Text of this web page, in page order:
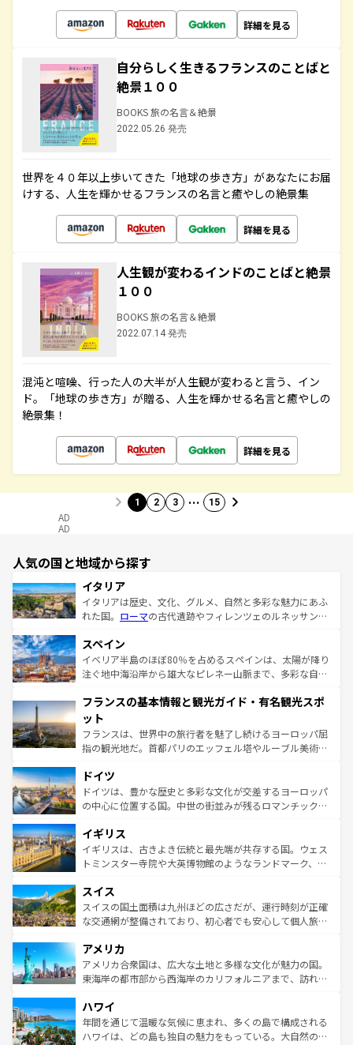
詳細を見る
自分らしく生きるフランスのことばと
絶景１００
BOOKS 旅の名言＆絶景
2022.05.26 発売
世界を４０年以上歩いてきた「地球の歩き方」があなたにお届
けする、人生を輝かせるフランスの名言と癒やしの絶景集
詳細を見る
人生観が変わるインドのことばと絶景
１００
BOOKS 旅の名言＆絶景
2022.07.14 発売
混沌と喧噪、行った人の大半が人生観が変わると言う、イン
ド。「地球の歩き方」が贈る、人生を輝かせる名言と癒やしの
絶景集！
詳細を見る
1 2 3 … 15
AD
AD
人気の国と地域から探す
イタリア
イタリアは歴史、文化、グルメ、自然と多彩な魅力にあふ
れた国。 ローマの古代遺跡やフィレンツェのルネッサンス
ろん、トスカーナの美しい田園風景やアマルフィ海岸の絶
景など、自然景観も見逃せない。観光の合間には、本場の
ピザやパスタなど、絶品のイタリア料理を堪能することも
ませてくれるイタリアで、忘れられない旅をしてみよう！
なお、新着のイタリア情報は
しい。
スペイン
イベリア半島のほぼ80％を占めるスペインは、太陽が降り
注ぐ地中海沿岸から雄大なピレネー山脈まで、多彩な自然
文化が根付くこの国では、情熱的なフラメンコ、熱気あふ
れる闘牛、そして美味しいタパスが生活の一部となってい
る。首都マドリードの洗練された雰囲気や、バルセロナの
アートに溢れた街角から、地方では古代ローマ遺跡や中世
せる。地方によって風土や気候が異なるスペインはその個
性で訪れる人を魅了する。 なお、新着のスペイン情報は コ
ンテンツ一覧を参照してほしい。
フランスの基本情報と観光ガイド・有名観光スポ
ット
フランスは、世界中の旅行者を魅了し続けるヨーロッパ屈
指の観光地だ。首都パリのエッフェル塔やルーブル美術館
で、幅広い魅力が詰まっている。華麗な宮殿、歴史的な大
聖堂、美しいビーチ、そして豊かな自然が、訪れる者を心
から魅了する。また、フランスは美食の国としても知ら
いる。シャンパンの発祥地であるランス、プロヴァンスの
香り高いラベンダー畑など、多彩な楽しみ方が可能だ。さ
らに、パリ以外の地域にも魅力が溢れており、どの街角に
れる地方に足を運ぶとそれぞれで全く異なる文化を体験で
きるだろう。 なお、新着のフランス情報はコンテンツ一覧
を参照してほしい。
ドイツ
ドイツは、豊かな歴史と多彩な文化が交差するヨーロッパ
の中心に位置する国。中世の街並みが残るロマンチック街
顔を持つこの国は、どこを歩いても飽きることがない。ベ
ルリンの文化的活気、バイエルン州のアルプスの絶景、そ
してライン川沿いのワイン畑といった風景は必見。ビール
は、お酒好きな人にはぜひ体験してほしい。 なお、新着の
ドイツ情報はコンテンツ一覧を参照してほしい。
イギリス
イギリスは、古きよき伝統と最先端が共存する国。ウェス
トミンスター寺院や大英博物館のようなランドマーク、歴
リアごとに異なる魅力がある。また、優雅なアフタヌーン
ティー、ビール好きにはたまらない英国パブ、サッカー観
戦など、本場だからこそできる体験も豊富。イギリスを旅
ンツ一覧を参照してほしい。
スイス
スイスの国土面積は九州ほどの広さだが、運行時刻が正確
な交通網が整備されており、初心者でも安心して個人旅行
の建物がそのまま残る町や、スイスならではのユニークな
博物館もあり、アルプス観光だけでなく町歩きも満喫する
ことができる。国民の所得が高いため物価も高いが、旅行
ば市内交通費無料で観光を楽しむこともできる。 なお、新
着のスイス情報はコンテンツ一覧 を参照してほしい。
アメリカ
アメリカ合衆国は、広大な土地と多様な文化が魅力の国。
東海岸の都市部から西海岸のカリフォルニアまで、訪れる
のような巨大都市は、観光、ショッピング、エンターテイ
ンメントが詰まった刺激的なスポットだ。一方、アメリカ
西部には大自然が広がり、グランドキャニオンやイエロー
ハワイ
年間を通じて温暖な気候に恵まれ、多くの島で構成される
ハワイは、どの島も独自の魅力をもっている。大自然の神